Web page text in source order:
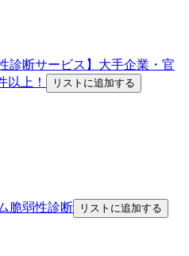
診断サービス】大手企業・官
以上！
リストに追加する
脆弱性診断 リストに追加する